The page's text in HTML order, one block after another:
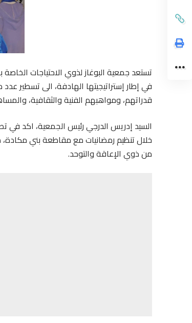
تستعد جمعية البوغاز لذوي الاحتياجات الخاصة
في إطار إستراتيجيتها الهادفة، الى تسطير
قدراتهم، ومواهبهم الفنية والثقافية،
السيد إدريس الدرجي رئيس الجمعية، اكد في
خلال تنظيم رمضانيات مع مقاطعة بني مكادة،
من ذوي الإعاقة والتوحد.